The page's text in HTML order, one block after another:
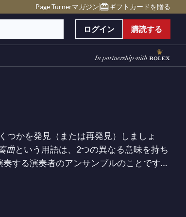
Page Turnerマガジン ギフトカードを贈る
ログイン 購読する
つかを発見（または再発見）しましょ
曲という用語は、2つの異なる意味を持ち
する演奏者のアンサンブルのことです。
のために書かれていますが、その範囲内
は同じジャンルに属しているとは思え